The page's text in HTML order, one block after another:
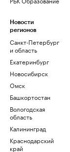
Новости
регионов
Санкт-Петербург
и область
Екатеринбург
Новосибирск
Омск
Башкортостан
Вологодская
область
Калининград
Краснодарский
край